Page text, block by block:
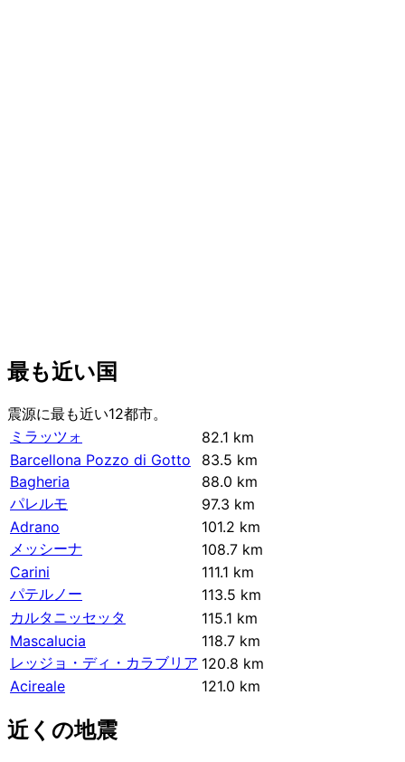
最も近い国
震源に最も近い12都市。
ミラッツォ
82.1 km
Barcellona Pozzo di Gotto
83.5 km
Bagheria
88.0 km
パレルモ
97.3 km
Adrano
101.2 km
メッシーナ
108.7 km
Carini
111.1 km
パテルノー
113.5 km
カルタニッセッタ
115.1 km
Mascalucia
118.7 km
レッジョ・ディ・カラブリア 120.8 km
Acireale
121.0 km
近くの地震